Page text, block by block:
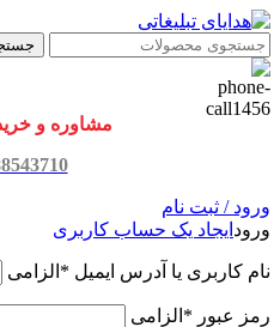
مشاوره و
ورود / ثبت نام
ورود ایجاد یک حساب کاربری
نام کاربری یا آدرس ایمیل * الزامی
رمز عبور * الزامی